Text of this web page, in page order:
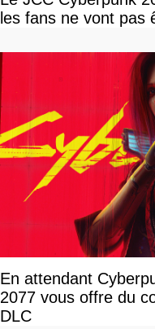
les fans ne vont pas
En attendant
2077 vous offre du
DLC